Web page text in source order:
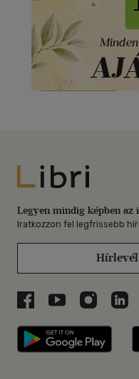
Libri
Legyen mindig képben az
Iratkozzon fel legfrissebb
Libri a Facebookon
Libri aLibri az